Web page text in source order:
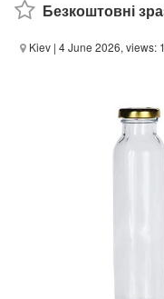
Безкоштовні
Kiev | 4 June 2026, views: